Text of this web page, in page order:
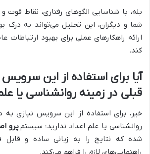
بله، با شناسایی الگوهای رفتاری، نقاط
شما و دیگران، این تحلیل می‌تواند به درک
ارائه راهکارهای عملی برای بهبود
کند.
آیا برای استفاده از این
قبلی در زمینه روانشناسی یا
خیر، برای استفاده از این سرویس نیازی به
روانشناسی یا علم اعداد ندارید؛ سیستمپرو
شده که نتایج را به زبانی ساده و قابل
راهنمایی‌های لازم را فراهم می‌کند.